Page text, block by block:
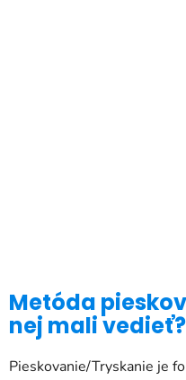
Metóda
nej mali vedieť?
Pieskovanie/Tryskanie je